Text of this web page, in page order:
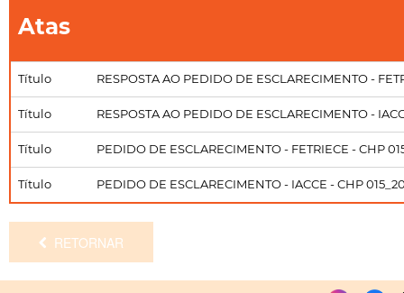
Atas
Título RESPOSTA AO PEDIDO DE ESCLARECIMENTO -
Título RESPOSTA AO PEDIDO DE ESCLARECIMENTO -
Título PEDIDO DE ESCLARECIMENTO - FETRIECE - CHP
Título PEDIDO DE ESCLARECIMENTO - IACCE - CHP
RETORNAR